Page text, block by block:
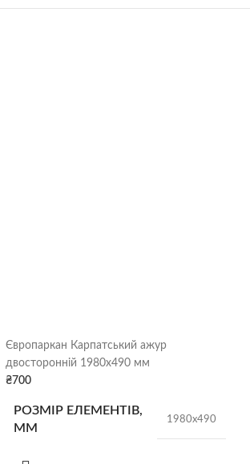
Європаркан Карпатський ажур
двосторонній 1980х490 мм
₴700
РОЗМІР ЕЛЕМЕНТІВ,
ММ
1980х490